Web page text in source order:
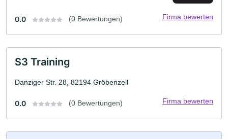
0.0 (0 Bewertungen) Firma bewerten
S3 Training
Danziger Str. 28, 82194 Gröbenzell
0.0 (0 Bewertungen) Firma bewerten